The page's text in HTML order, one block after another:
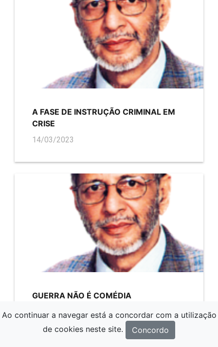
A FASE DE INSTRUÇÃO CRIMINAL EM
CRISE
14/03/2023
GUERRA NÃO É COMÉDIA
18/02/2023
Ao continuar a navegar está a concordar com a utilização
de cookies neste site.
Concordo